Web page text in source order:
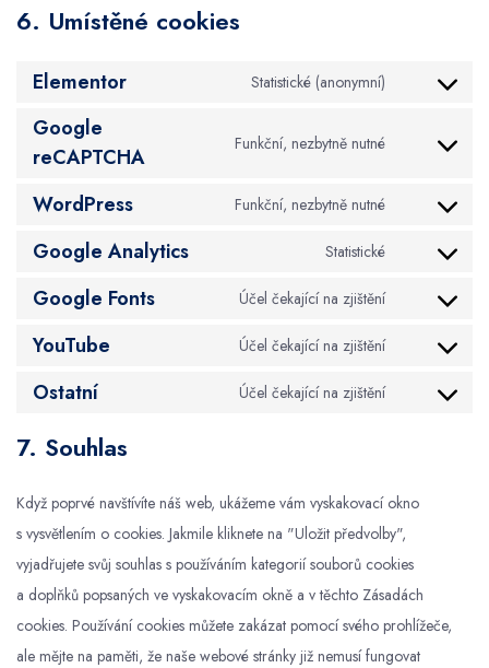
6. Umístěné cookies
Elementor Statistické (anonymní) Consent to
Google
reCAPTCHA
Funkční, nezbytně nutné Consent to
WordPress Funkční, nezbytně nutné Consent to
Google Analytics Statistické Consent to
Google Fonts Účel čekající na zjištění Consent to
YouTube Účel čekající na zjištění Consent to
Ostatní Účel čekající na zjištění Consent to
7. Souhlas
Když poprvé navštívíte náš web, ukážeme vám vyskakovací okno
s vysvětlením o cookies. Jakmile kliknete na "Uložit předvolby",
vyjadřujete svůj souhlas s používáním kategorií souborů cookies
a doplňků popsaných ve vyskakovacím okně a v těchto Zásadách
cookies. Používání cookies můžete zakázat pomocí svého prohlížeče,
ale mějte na paměti, že naše webové stránky již nemusí fungovat